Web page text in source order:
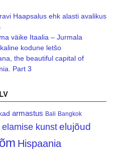
Haapsalus ehk alasti avalikus
väike Itaalia – Jurmala
kodune letšo
the beautiful capital of
Part 3
armastus Bali Bangkok
elamise kunst elujõud
Hispaania